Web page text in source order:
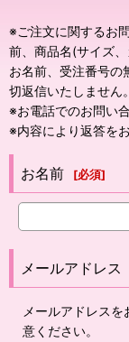
※ご注文に関するお
前、商品名(サイズ、
お名前、受注番号の
切返信いたしません。
※お電話でのお問い
※内容により返答を
お名前 [必須]
メールアドレス
メールアドレス
意ください。